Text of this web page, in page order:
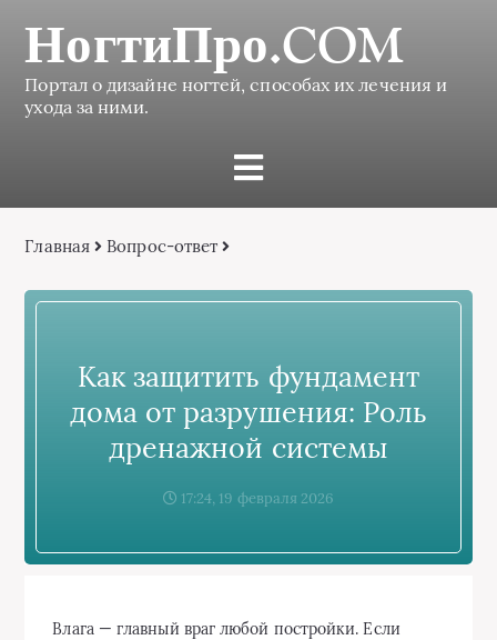
НогтиПро.COM
Портал о дизайне ногтей, способах их лечения и
ухода за ними.
Главная Вопрос-ответ
Как защитить фундамент
дома от разрушения: Роль
дренажной системы
17:24, 19 февраля 2026
Влага — главный враг любой постройки. Если